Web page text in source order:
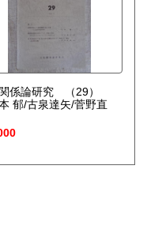
係論研究 （29）
本 郁/古泉達矢/菅野直